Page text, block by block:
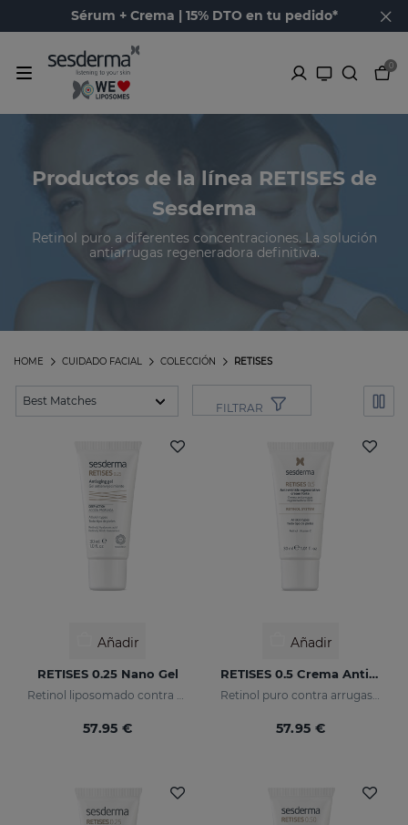
Sérum + Crema | 15% DTO en tu pedido*
0
Productos de la línea RETISES de
Sesderma
Retinol puro a diferentes concentraciones. La solución
antiarrugas regeneradora definitiva.
RETISES
COLECCIÓN
CUIDADO FACIAL
HOME
FILTRAR
Añadir
RETISES 0.25 Nano Gel
Retinol liposomado contra arrugas e imperfecciones
57.95 €
Añadir
RETISES 0.5 Crema Antiarrugas Regeneradora
Retinol puro contra arrugas y manchas
57.95 €